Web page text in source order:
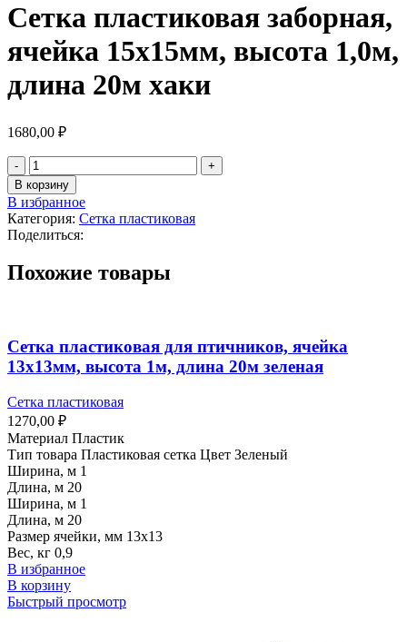
Сетка пластиковая заборная,
ячейка 15х15мм, высота 1,0м,
длина 20м хаки
1680,00 ₽
В корзину
В избранное
Категория: Сетка пластиковая
Поделиться:
Похожие товары
Сетка пластиковая для птичников, ячейка
13х13мм, высота 1м, длина 20м зеленая
Сетка пластиковая
1270,00 ₽
Материал Пластик
Тип товара Пластиковая сетка Цвет Зеленый
Ширина, м 1
Длина, м 20
Ширина, м 1
Длина, м 20
Размер ячейки, мм 13х13
Вес, кг 0,9
В избранное
В корзину
Быстрый просмотр